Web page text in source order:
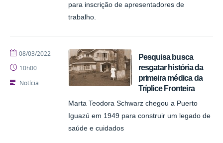
para inscrição de apresentadores de
trabalho.
Pesquisa busca
resgatar história da
primeira médica da
Tríplice Fronteira
Marta Teodora Schwarz chegou a Puerto
Iguazú em 1949 para construir um legado de
saúde e cuidados
publicado
08/03/2022
10h00
Notícia